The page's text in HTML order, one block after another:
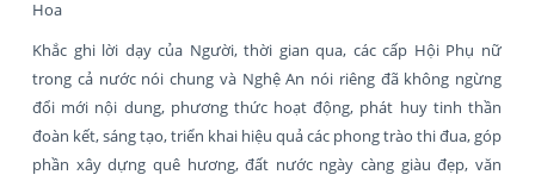
Hoa
Khắc ghi lời dạy của Người, thời gian qua, các cấp Hội Phụ nữ
trong cả nước nói chung và Nghệ An nói riêng đã không ngừng
đổi mới nội dung, phương thức hoạt động, phát huy tinh thần
đoàn kết, sáng tạo, triển khai hiệu quả các phong trào thi đua, góp
phần xây dựng quê hương, đất nước ngày càng giàu đẹp, văn